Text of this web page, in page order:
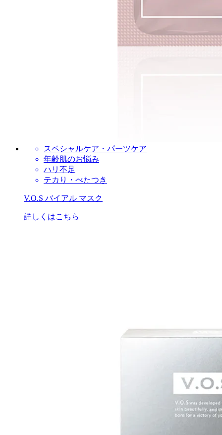
スペシャルケア・パーツケア
年齢肌のお悩み
ハリ不足
テカり・べたつき
V.O.S バイアル マスク
詳しくはこちら